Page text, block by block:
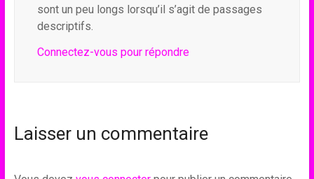
sont un peu longs lorsqu’il s’agit de passages
descriptifs.
Connectez-vous pour répondre
Laisser un commentaire